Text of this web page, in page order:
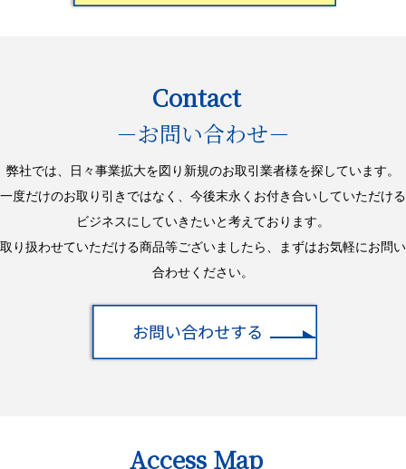
Contact
－お問い合わせ－
弊社では、日々事業拡大を図り新規のお取引業者様を探しています。
一度だけのお取り引きではなく、今後末永くお付き合いしていただける
ビジネスにしていきたいと考えております。
取り扱わせていただける商品等ございましたら、まずはお気軽にお問い
合わせください。
Access Map